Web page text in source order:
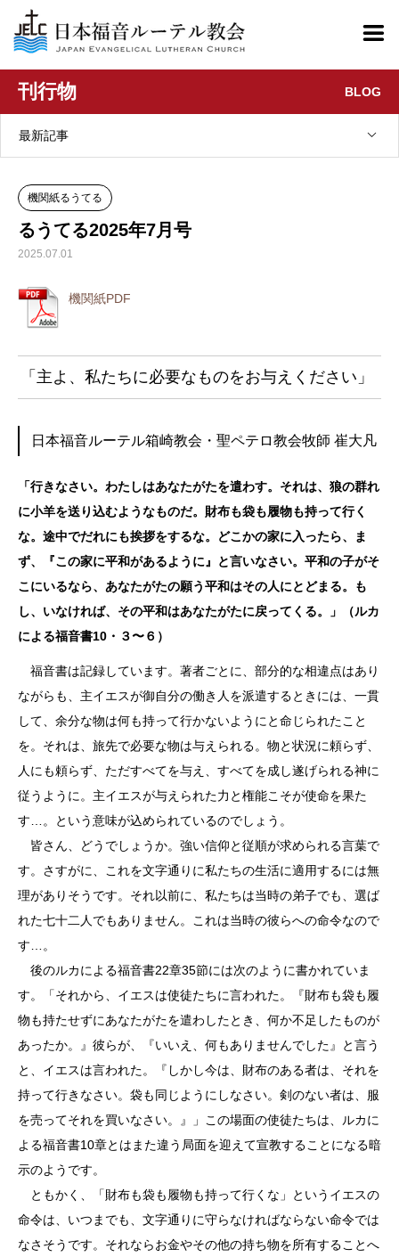
刊行物 BLOG
最新記事
機関紙るうてる
るうてる2025年7月号
2025.07.01
機関紙PDF
「主よ、私たちに必要なものをお与えください」
日本福音ルーテル箱崎教会・聖ペテロ教会牧師 崔大凡
「行きなさい。わたしはあなたがたを遣わす。それは、狼の群れ
に小羊を送り込むようなものだ。財布も袋も履物も持って行く
な。途中でだれにも挨拶をするな。どこかの家に入ったら、ま
ず、『この家に平和があるように』と言いなさい。平和の子がそ
こにいるなら、あなたがたの願う平和はその人にとどまる。も
し、いなければ、その平和はあなたがたに戻ってくる。」（ルカ
による福音書10・３〜６）
福音書は記録しています。著者ごとに、部分的な相違点はあり
ながらも、主イエスが御自分の働き人を派遣するときには、一貫
して、余分な物は何も持って行かないようにと命じられたこと
を。それは、旅先で必要な物は与えられる。物と状況に頼らず、
人にも頼らず、ただすべてを与え、すべてを成し遂げられる神に
従うように。主イエスが与えられた力と権能こそが使命を果た
す…。という意味が込められているのでしょう。
皆さん、どうでしょうか。強い信仰と従順が求められる言葉で
す。さすがに、これを文字通りに私たちの生活に適用するには無
理がありそうです。それ以前に、私たちは当時の弟子でも、選ば
れた七十二人でもありません。これは当時の彼らへの命令なので
す…。
後のルカによる福音書22章35節には次のように書かれていま
す。「それから、イエスは使徒たちに言われた。『財布も袋も履
物も持たせずにあなたがたを遣わしたとき、何か不足したものが
あったか。』彼らが、『いいえ、何もありませんでした』と言う
と、イエスは言われた。『しかし今は、財布のある者は、それを
持って行きなさい。袋も同じようにしなさい。剣のない者は、服
を売ってそれを買いなさい。』」この場面の使徒たちは、ルカに
よる福音書10章とはまた違う局面を迎えて宣教することになる暗
示のようです。
ともかく、「財布も袋も履物も持って行くな」というイエスの
命令は、いつまでも、文字通りに守らなければならない命令では
なさそうです。それならお金やその他の持ち物を所有することへ